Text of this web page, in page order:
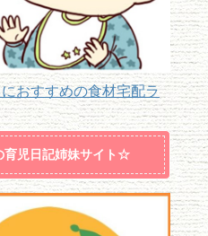
おすすめの食材宅配ラ
育児日記姉妹サイト☆